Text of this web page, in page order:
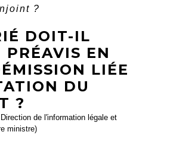
?
DOIT-IL
PRÉAVIS EN
LIÉE
DU
?
de l'information légale et
ministre)